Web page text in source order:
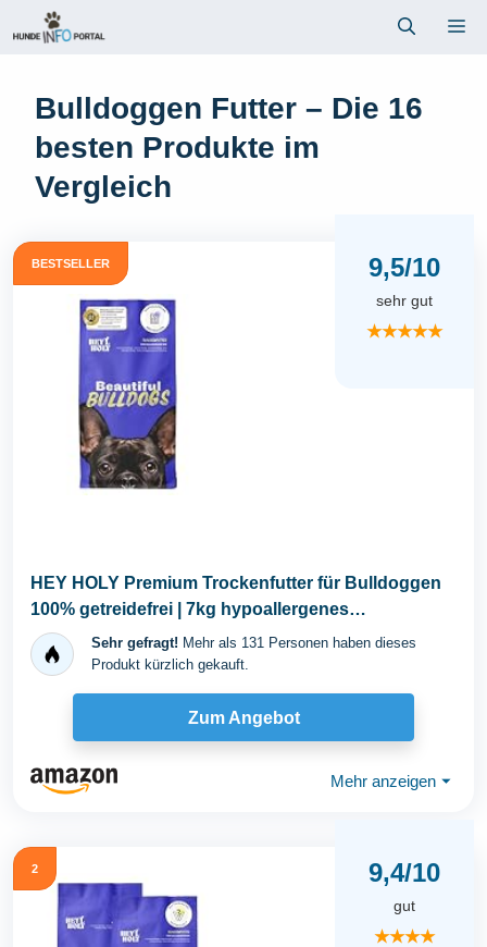
Inhalt
Bulldoggen Futter – Die 16
besten Produkte im
Vergleich
BESTSELLER 9,5/10
sehr gut
★★★★★
HEY HOLY Premium Trockenfutter für Bulldoggen
100% getreidefrei | 7kg hypoallergenes
Hundefutter...Sehr gefragt! Mehr als 131 Personen haben dieses
Produkt kürzlich gekauft.
Zum Angebot
Mehr anzeigen ⏷
2 9,4/10
gut
★★★★